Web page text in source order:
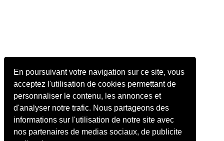
En poursuivant votre navigation sur ce site, vous
acceptez l'utilisation de cookies permettant de
personnaliser le contenu, les annonces et
d'analyser notre trafic. Nous partageons des
informations sur l'utilisation de notre site avec
nos partenaires de medias sociaux, de publicite